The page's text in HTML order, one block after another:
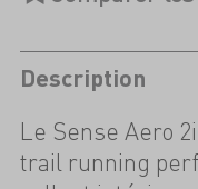
Description
Le Sense Aero
trail running